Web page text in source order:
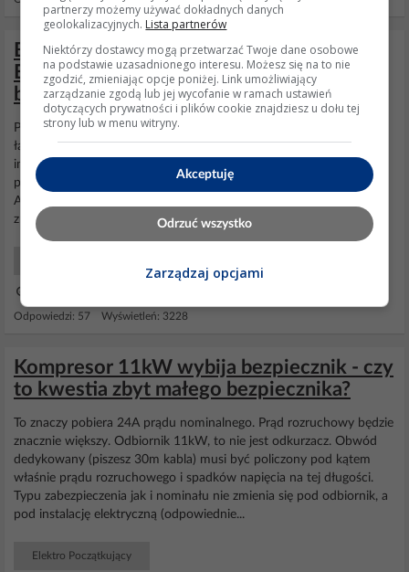
Bezpiecznik rozłączył po zaniku prądu:
Elektrownia, sytuacja powtórzona, piętro
budynku, przyczyna?
Połączona była pod prąd lodówka i dwa wyłączone laptopy, 3
ładowarki od telefonów, Poza lodówką reszta to zasilacze
impulsowe. Przy podaniu napięcia sieciowego chwilowy pobór
prądu przez zasilacze+startujący
kompresor
lodówki i efekt jak u
Autora. wyskakuje mi temperatorówka gdy idzie mikrofala i
zmywarka. Nie ma czegoś takiego jak "temperatorówka",...
Odpowiedzi: 57 Wyświetleń: 3228
Kompresor 11kW wybija bezpiecznik - czy
to kwestia zbyt małego bezpiecznika?
To znaczy pobiera 24A prądu nominalnego. Prąd rozruchowy będzie
znacznie większy. Odbiornik 11kW, to nie jest odkurzacz. Obwód
dedykowany (piszesz 30m kabla) musi być policzony pod kątem
właśnie prądu rozruchowego i spadków napięcia na tej długości.
Typu zabezpieczenia jak i nominału nie zmienia się pod odbiornik, a
pod instalację elektryczną (odpowiednie...
Elektro Początkujący
partnerzy możemy używać dokładnych danych
geolokalizacyjnych. Lista partnerów
Niektórzy dostawcy mogą przetwarzać Twoje dane osobowe
na podstawie uzasadnionego interesu. Możesz się na to nie
zgodzić, zmieniając opcje poniżej. Link umożliwiający
zarządzanie zgodą lub jej wycofanie w ramach ustawień
dotyczących prywatności i plików cookie znajdziesz u dołu tej
strony lub w menu witryny.
Akceptuję
Odrzuć wszystko
Zarządzaj opcjami